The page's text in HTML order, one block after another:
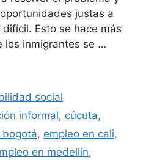
justas a
Esto se hace más
los inmigrantes se …
social
informal, cúcuta,
bogotá, empleo en cali,
en medellín,